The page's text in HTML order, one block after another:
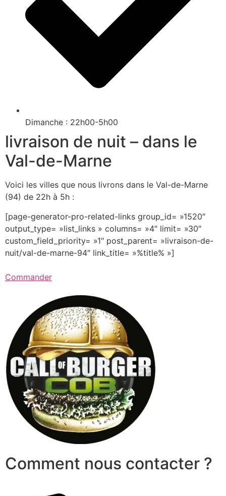
Dimanche : 22h00-5h00
livraison de nuit – dans le
Val-de-Marne
Voici les villes que nous livrons dans le Val-de-Marne
(94) de 22h à 5h :
[page-generator-pro-related-links group_id= »1520″
output_type= »list_links » columns= »4″ limit= »30″
custom_field_priority= »1″ post_parent= »livraison-de-
nuit/val-de-marne-94″ link_title= »%title% »]
Commander
Comment nous contacter ?